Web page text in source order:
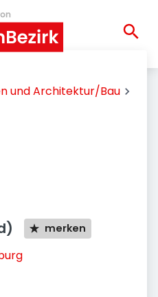
und Architektur/Bau
merken